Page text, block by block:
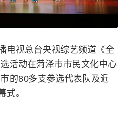
电视总台央视综艺频道《全
活动在菏泽市市民文化中心
的80多支参选代表队及近
式。